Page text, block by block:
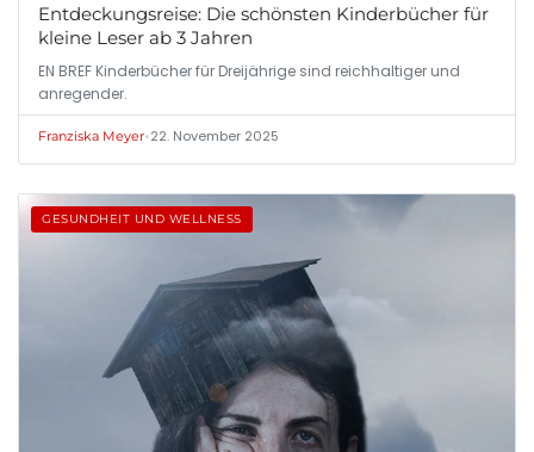
Entdeckungsreise: Die schönsten Kinderbücher für
kleine Leser ab 3 Jahren
EN BREF Kinderbücher für Dreijährige sind reichhaltiger und
anregender.
Franziska Meyer•22. November 2025
GESUNDHEIT UND WELLNESS